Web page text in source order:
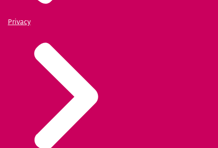
Privacy